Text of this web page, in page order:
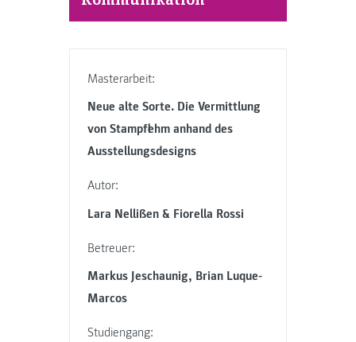
Masterarbeit:
Neue alte Sorte. Die Vermittlung
von Stampflehm anhand des
Ausstellungsdesigns
Autor:
Lara Nellißen & Fiorella Rossi
Betreuer:
Markus Jeschaunig, Brian Luque-
Marcos
Studiengang: